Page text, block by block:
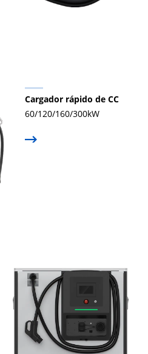
Cargador rápido de CC
60/120/160/300kW